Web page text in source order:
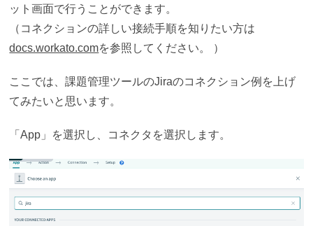
ット画面で行うことができます。
（ コネクションの詳しい接続手順を知りたい方は
docs.workato.comを参照してください。 ）
ここでは、課題管理ツールのJiraのコネクション例を上げ
てみたいと思います。
「App」を選択し、コネクタを選択します。